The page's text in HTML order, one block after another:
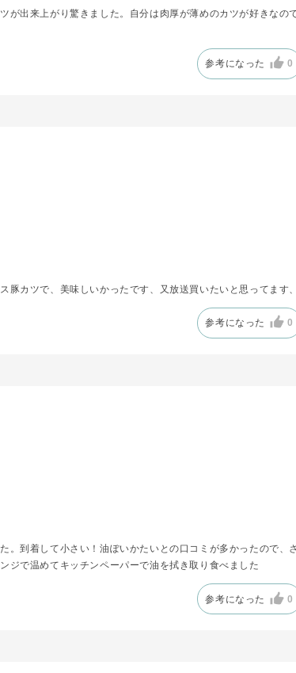
が出来上がり驚きました。自分は肉厚が薄めのカツが好きなの
参考になった 0
豚カツで、美味しいかったです、又放送買いたいと思ってます
参考になった 0
。到着して小さい！油ぽいかたいとの口コミが多かったので、
ジで温めてキッチンペーパーで油を拭き取り食べました
参考になった 0